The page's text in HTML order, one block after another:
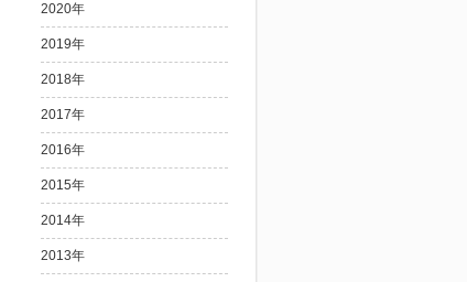
2020年
2019年
2018年
2017年
2016年
2015年
2014年
2013年